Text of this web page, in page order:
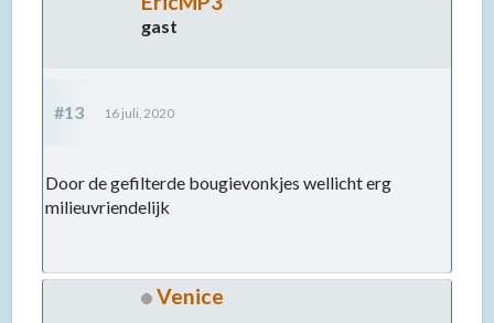
gast
#13 16 juli, 2020
Door de gefilterde bougievonkjes wellicht erg
milieuvriendelijk
Venice